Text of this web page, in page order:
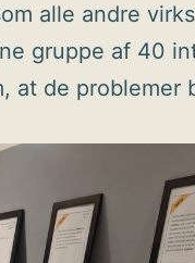
alle andre
gruppe af 40
at de problemer